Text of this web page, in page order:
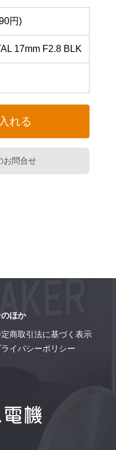
円)
17mm F2.8 BLK
れる
お問合せ
のほか
商取引法に基づく表示
ライバシーポリシー